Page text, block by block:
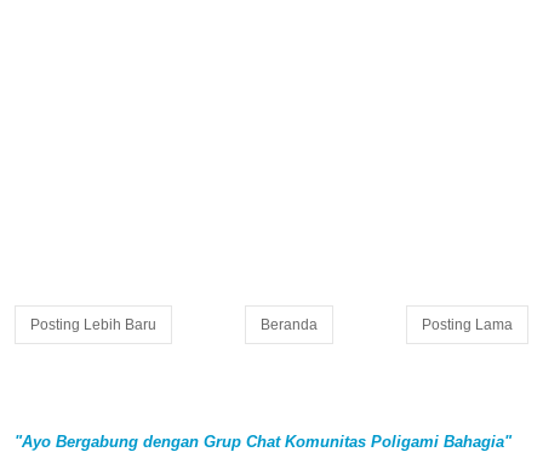
Posting Lebih Baru Posting Lama
Beranda
"Ayo Bergabung dengan Grup Chat Komunitas Poligami Bahagia"